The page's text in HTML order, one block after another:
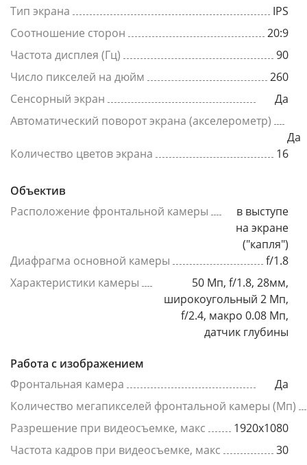
Тип экрана
IPS
Соотношение сторон
20:9
Частота дисплея (Гц)
90
Число пикселей на дюйм
260
Сенсорный экран
Да
Автоматический поворот экрана (акселерометр)
Да
Количество цветов экрана
16
Объектив
Расположение фронтальной камеры
в выступе
на экране
("капля")
Диафрагма основной камеры
f/1.8
Характеристики камеры
50 Мп, f/1.8, 28мм,
широкоугольный 2 Мп,
f/2.4, макро 0.08 Мп,
датчик глубины
Работа с изображением
Фронтальная камера
Да
Количество мегапикселей фронтальной камеры (Мп)
Разрешение при видеосъемке, макс
1920x1080
Частота кадров при видеосъемке, макс
30